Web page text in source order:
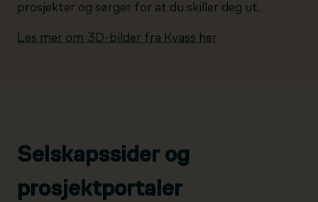
prosjekter og sørger for at du skiller deg ut.
Les mer om 3D-bilder fra Kvass her
Selskapssider og
prosjektportaler